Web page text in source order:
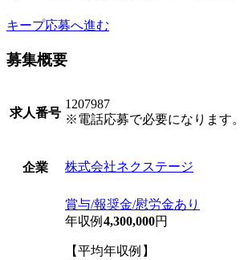
キープ応募へ進む
募集概要
求人番号
1207987
※電話応募で必要になります。
企業 株式会社ネクステージ
賞与/報奨金/慰労金あり
年収例 4,300,000円
【平均年収例】